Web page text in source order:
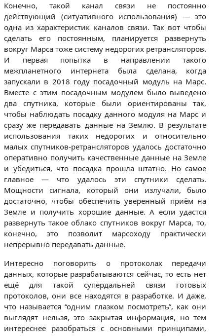
Конечно, такой канал связи не постоянно
действующий (ситуативного использования) — это
одна из характеристик каналов связи. Так вот чтобы
сделать его постоянным, планируется развернуть
вокруг Марса тоже систему недорогих ретрансляторов.
И первая попытка в направлении такого
межпланетного интернета была сделана, когда
запускали в 2018 году посадочный модуль на Марс.
Вместе с этим посадочным модулем было выведено
два спутника, которые были ориентированы так,
чтобы наблюдать посадку данного модуля на Марс и
сразу же передавать данные на Землю. В результате
использования таких недорогих и относительно
малых спутников-ретрансляторов удалось достаточно
оперативно получить качественные данные на Земле
и убедиться, что посадка прошла штатно. Но самое
главное — что удалось эти спутники сделать.
Мощности сигнала, который они излучали, было
достаточно, чтобы обеспечить уверенный приём на
Земле и получить хорошие данные. А если удастся
развернуть такое облако спутников вокруг Марса, то,
конечно, это позволит марсоходу практически
непрерывно передавать данные.
Интересно поговорить о протоколах передачи
данных, которые разрабатываются сейчас, то есть нет
ещё для такой супердальней связи готовых
протоколов, они все находятся в разработке. И даже,
что называется “одним глазком посмотреть”, как они
выглядят нельзя, это закрытая информация, но тем
интереснее разобраться с основными принципами,